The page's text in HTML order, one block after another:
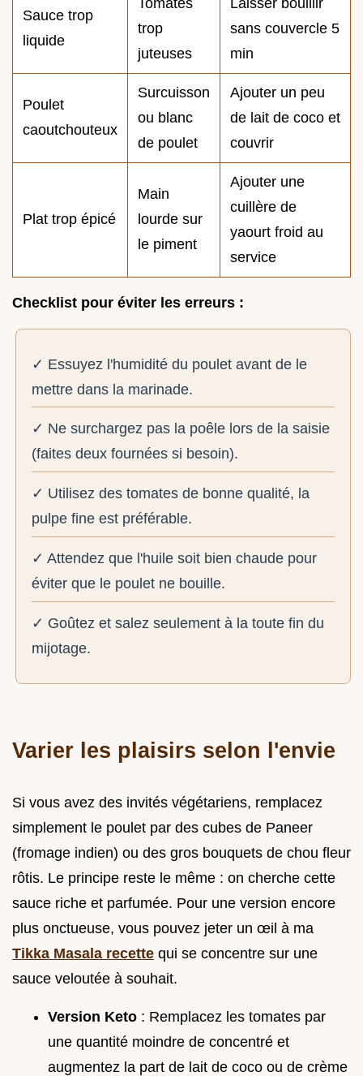
Sauce trop
liquide
Tomates
trop
juteuses
Laisser bouillir
sans couvercle 5
min
Poulet
caoutchouteux
Surcuisson
ou blanc
de poulet
Ajouter un peu
de lait de coco et
couvrir
Plat trop épicé
Main
lourde sur
le piment
Ajouter une
cuillère de
yaourt froid au
service
Checklist pour éviter les erreurs :
✓ Essuyez l'humidité du poulet avant de le
mettre dans la marinade.
✓ Ne surchargez pas la poêle lors de la saisie
(faites deux fournées si besoin).
✓ Utilisez des tomates de bonne qualité, la
pulpe fine est préférable.
✓ Attendez que l'huile soit bien chaude pour
éviter que le poulet ne bouille.
✓ Goûtez et salez seulement à la toute fin du
mijotage.
Varier les plaisirs selon l'envie
Si vous avez des invités végétariens, remplacez
simplement le poulet par des cubes de Paneer
(fromage indien) ou des gros bouquets de chou fleur
rôtis. Le principe reste le même : on cherche cette
sauce riche et parfumée. Pour une version encore
plus onctueuse, vous pouvez jeter un œil à ma
Tikka Masala recette qui se concentre sur une
sauce veloutée à souhait.
Version Keto : Remplacez les tomates par
une quantité moindre de concentré et
augmentez la part de lait de coco ou de crème